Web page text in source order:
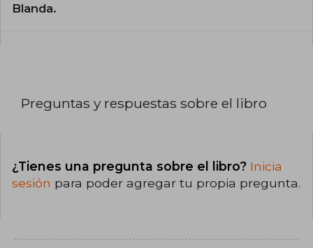
Blanda.
Preguntas y respuestas sobre el libro
¿Tienes una pregunta sobre el libro? Inicia
sesión para poder agregar tu propia pregunta.